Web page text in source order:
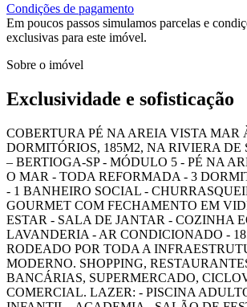
Condições de pagamento
Em poucos passos simulamos parcelas e
exclusivas para este imóvel.
Sobre o imóvel
Exclusividade e sofisticação
COBERTURA PÉ NA AREIA VISTA MAR
DORMITÓRIOS, 185M2, NA RIVIERA DE
– BERTIOGA-SP - MÓDULO 5 - PÉ NA
O MAR - TODA REFORMADA - 3
- 1 BANHEIRO SOCIAL -
GOURMET COM FECHAMENTO EM
ESTAR - SALA DE JANTAR - COZINHA
LAVANDERIA - AR CONDICIONADO -
RODEADO POR TODA A
MODERNO. SHOPPING,
BANCÁRIAS, SUPERMERCADO,
COMERCIAL. LAZER: - PISCINA